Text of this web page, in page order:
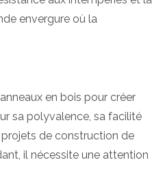
envergure où la
en bois pour créer
sa polyvalence, sa facilité
de construction de
il nécessite une attention